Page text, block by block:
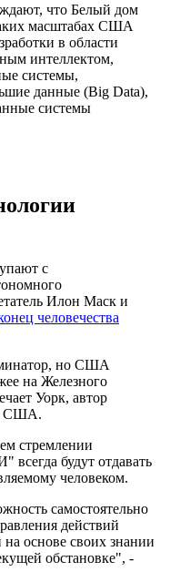
что Белый дом
масштабах США
в области
интеллектом,
системы,
данные (Big Data),
системы
с
Илон Маск и
человечества
но США
на Железного
Уорк, автор
США.
стремлении
будут отдавать
человеком.
самостоятельно
действий
основе своих знании
обстановке", -